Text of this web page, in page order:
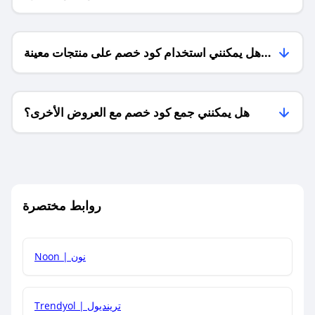
هل يمكنني استخدام كود خصم على منتجات معينة
فقط؟
هل يمكنني جمع كود خصم مع العروض الأخرى؟
روابط مختصرة
Noon | نون
Trendyol | ترينديول